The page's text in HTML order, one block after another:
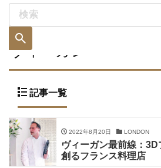
ヴィーガン
記事一覧
2022年8月20日 LONDON
ヴィーガン最前線：
創るフランス料理店